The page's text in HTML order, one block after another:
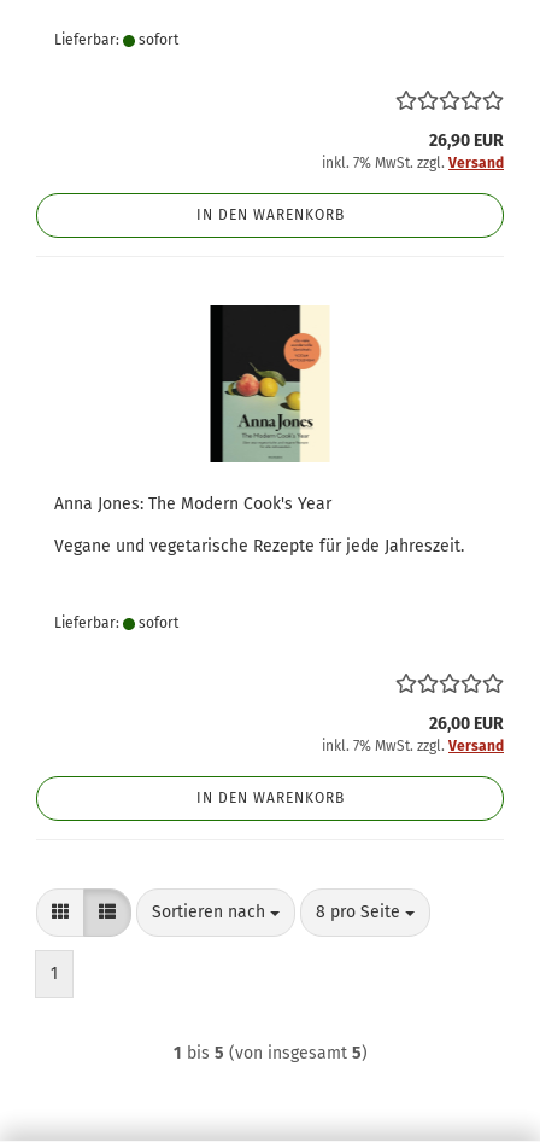
Lieferbar: sofort
26,90 EUR
inkl. 7% MwSt. zzgl. Versand
IN DEN WARENKORB
Anna Jones: The Modern Cook's Year
Vegane und vegetarische Rezepte für jede Jahreszeit.
Lieferbar: sofort
26,00 EUR
inkl. 7% MwSt. zzgl. Versand
IN DEN WARENKORB
Sortieren nach
Sortieren nach 8 pro Seite
pro Seite
1
1 bis 5 (von insgesamt 5)